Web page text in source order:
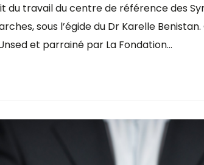
du travail du centre de référence des
sous l’égide du Dr Karelle
et parrainé par La Fondation…